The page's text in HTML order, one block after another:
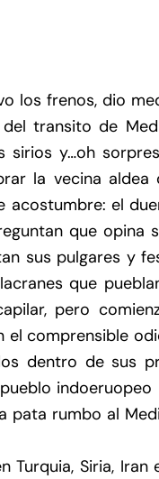
los frenos, dio
transito de
sirios y…oh
la vecina aldea
acostumbre: el
que opina
sus pulgares y
que
pero
comprensible
dentro de sus
indoeruopeo
pata rumbo al
Siria, Iran